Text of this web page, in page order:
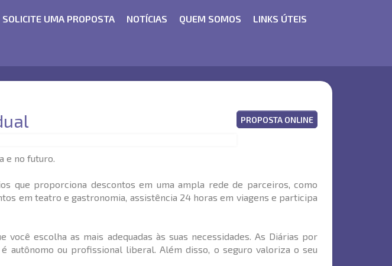
SOLICITE UMA PROPOSTA NOTÍCIAS QUEM SOMOS
LINKS ÚTEIS
PROPOSTA ONLINE
e no futuro.
que proporciona descontos em uma ampla rede de parceiros, como
em teatro e gastronomia, assistência 24 horas em viagens e participa
escolha as mais adequadas às suas necessidades. As Diárias por
autônomo ou profissional liberal. Além disso, o seguro valoriza o seu